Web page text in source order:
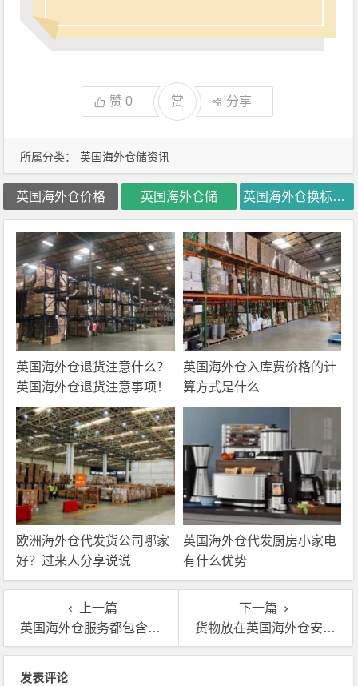
所属分类： 英国海外仓储资讯
赞0 赏 分享
英国海外仓价格 英国海外仓储 英国海外仓换标价格
英国海外仓退货注意什么？
英国海外仓退货注意事项！
英国海外仓入库费价格的计
算方式是什么
欧洲海外仓代发货公司哪家
好？过来人分享说说
英国海外仓代发厨房小家电
有什么优势
上一篇
英国海外仓服务都包含哪些？海外仓服务商费用多少？
下一篇
货物放在英国海外仓安全吗？有哪些保障措施？
发表评论